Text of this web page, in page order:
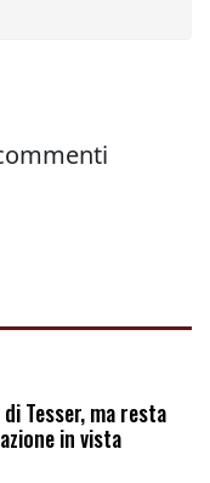
Tesser, ma resta
in vista